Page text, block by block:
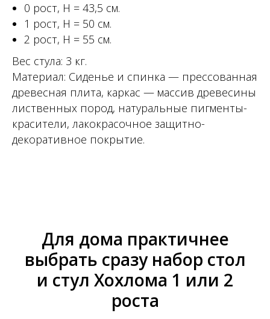
0 рост, Н = 43,5 см.
1 рост, Н = 50 см.
2 рост, Н = 55 см.
Вес стула: 3 кг.
Материал: Сиденье и спинка — прессованная
древесная плита, каркас — массив древесины
лиственных пород, натуральные пигменты-
красители, лакокрасочное защитно-
декоративное покрытие.
Для дома практичнее
выбрать сразу набор стол
и стул Хохлома 1 или 2
роста